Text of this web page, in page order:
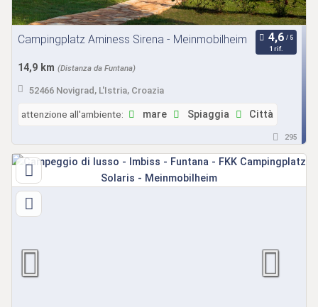
Campingplatz Aminess Sirena - Meinmobilheim
1 rif.
14,9 km (Distanza da Funtana)
52466 Novigrad, L'Istria, Croazia
attenzione all'ambiente: mare Spiaggia Città
295